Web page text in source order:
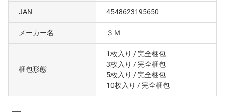
JAN 4548623195650
メーカー名 ３Ｍ
梱包形態
1枚入り / 完全梱包
3枚入り / 完全梱包
5枚入り / 完全梱包
10枚入り / 完全梱包